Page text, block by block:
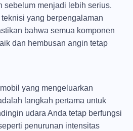
sebelum menjadi lebih serius.
yang berpengalaman
bahwa semua komponen
dan hembusan angin tetap
yang mengeluarkan
langkah pertama untuk
udara Anda tetap berfungsi
penurunan intensitas